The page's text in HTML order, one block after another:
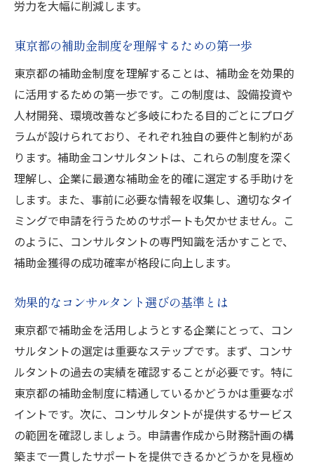
定方法
効果的なコミュニケーションで補助金申請
を成功に導く
東京都で補助金を得るための最適なコンサルタ
ントの見極め方
経験豊富なコンサルタントの特徴
補助金申請における成功実績の重要性
コンサルタントの専門分野と東京都の補助
金制度
補助金申請を通じて得られるコンサルタン
トの価値
補助金申請プロセスにおけるコンサルタン
東京都の補助金を活用するためのコンサル
タントとの協力関係
補助金コンサルタントを活用して東京都での事
業を成長させる
補助金コンサルタントが事業成長をもたら
す理由
労力を大幅に削減します。
東京都の補助金制度を理解するための第一歩
東京都の補助金制度を理解することは、補助金を効果的
に活用するための第一歩です。この制度は、設備投資や
人材開発、環境改善など多岐にわたる目的ごとにプログ
ラムが設けられており、それぞれ独自の要件と制約があ
ります。補助金コンサルタントは、これらの制度を深く
理解し、企業に最適な補助金を的確に選定する手助けを
します。また、事前に必要な情報を収集し、適切なタイ
ミングで申請を行うためのサポートも欠かせません。こ
のように、コンサルタントの専門知識を活かすことで、
補助金獲得の成功確率が格段に向上します。
効果的なコンサルタント選びの基準とは
東京都で補助金を活用しようとする企業にとって、コン
サルタントの選定は重要なステップです。まず、コンサ
ルタントの過去の実績を確認することが必要です。特に
東京都の補助金制度に精通しているかどうかは重要なポ
イントです。次に、コンサルタントが提供するサービス
の範囲を確認しましょう。申請書作成から財務計画の構
築まで一貫したサポートを提供できるかどうかを見極め